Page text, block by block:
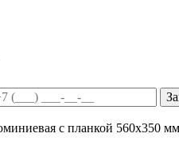
с планкой 560х350 мм